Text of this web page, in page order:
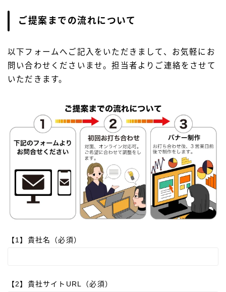
ご提案までの流れについて
以下フォームへご記入をいただきまして、お気軽にお
問い合わせくださいませ。担当者よりご連絡をさせて
いただきます。
【1】貴社名（必須）
【2】貴社サイトURL（必須）